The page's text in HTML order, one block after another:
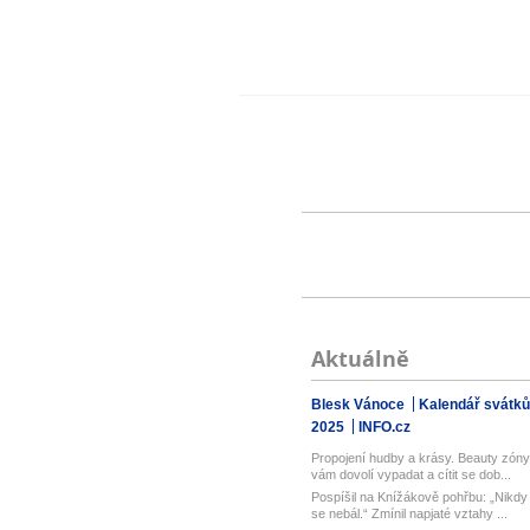
Aktuálně
Blesk Vánoce
Kalendář svátků
2025
INFO.cz
Propojení hudby a krásy. Beauty zóny
vám dovolí vypadat a cítit se dob...
Pospíšil na Knížákově pohřbu: „Nikdy
se nebál.“ Zmínil napjaté vztahy ...